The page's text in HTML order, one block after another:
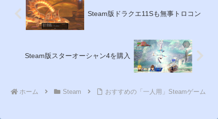
Steam版ドラクエ11Sも無事トロコン
Steam版スターオーシャン4を購入
ホーム Steam おすすめの「一人用」Steamゲーム